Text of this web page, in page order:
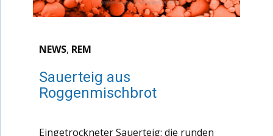
NEWS, REM
Sauerteig aus
Roggenmischbrot
Eingetrockneter Sauerteig: die runden